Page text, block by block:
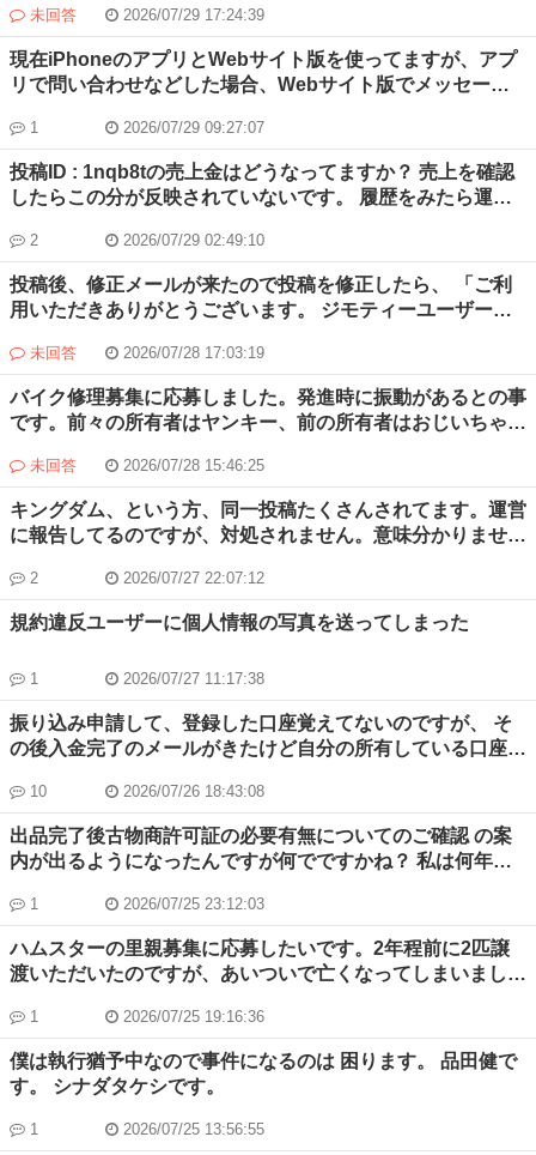
が半角空いてない？」という点です が、半角空けるように
修正しても反映されず、詰まったままの状態です これはど
うしたらいいでしょうか？ チャットで質問してもわから
ず、「オペレーターにつなぐ」も30分近く放置されたまま
です 問い合わせフォームも何もないままで、もしかしたら
振り込まない気でしょうか？
未回答 2026/07/29 17:24:39
現在iPhoneのアプリとWebサイト版を使ってますが、アプ
リで問い合わせなどした場合、Webサイト版でメッセージ
せん。 メッセージを同期させる方法はありませんか？
1 2026/07/29 09:27:07
投稿ID : 1nqb8tの売上金はどうなってますか？ 売上を確認
したらこの分が反映されていないです。 履歴をみたら運営
商品はすでにお渡し済みです。 ご回答宜しくお願いしま
す。
2 2026/07/29 02:49:10
投稿後、修正メールが来たので投稿を修正したら、 「ご利
用いただきありがとうございます。 ジモティーユーザーサ
た。 業務内容確認が完了いたしました。 引き続きジモティ
ーをよろしくお願いいたします。」というメールが来たので
すが、検索しても投稿が掲載されません。反映されるのはど
のくらい時間がかかるのでしょうか。
未回答 2026/07/28 17:03:19
バイク修理募集に応募しました。発進時に振動があるとの事
です。前々の所有者はヤンキー、前の所有者はおじいちゃん
な？という感じです。家には要介護者がいて、ゴールド免許
だと言うので工賃は結構おまけするという事で話を進めて行
きました。 「ところでなぜ前の所有者が分かるのです
か？」と質問するとメルカリの販売者だからどうのこうの
と。意味不明ですがまあ別に良しとしました。すると「前の
所有者情報が知っていると不都合でも」と少し怪しい連絡が
来まして「不都合はありませんが、知り合いなのかなと」と
それによって損害とかあるわけではないのですが、どういう
心境の変化なのかと思って。
未回答 2026/07/28 15:46:25
キングダム、という方、同一投稿たくさんされてます。運営
に報告してるのですが、対処されません。意味分かりませ
2 2026/07/27 22:07:12
規約違反ユーザーに個人情報の写真を送ってしまった
1 2026/07/27 11:17:38
振り込み申請して、登録した口座覚えてないのですが、 そ
の後入金完了のメールがきたけど自分の所有している口座ど
ています。 ジモティ側に相談したら口座は教えられないと
のことなので、所有している口座を開示したらどれも違うと
言われました。名義も本人でなければエラーになると言われ
たので、おかしいです。 ジモティ側の詐欺ですか…？？
10 2026/07/26 18:43:08
出品完了後古物商許可証の必要有無についてのご確認 の案
内が出るようになったんですが何でですかね？ 私は何年も
1 2026/07/25 23:12:03
ハムスターの里親募集に応募したいです。2年程前に2匹譲
渡いただいたのですが、あいついで亡くなってしまいまし
ていたので連絡がとれないのですが、譲渡が2回目だからで
すか？ どうしたら連絡がとれますか？
1 2026/07/25 19:16:36
僕は執行猶予中なので事件になるのは 困ります。 品田健で
す。 シナダタケシです。
1 2026/07/25 13:56:55